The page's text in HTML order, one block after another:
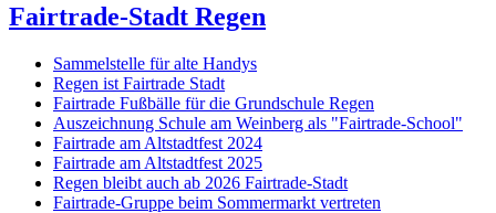
Fairtrade-Stadt Regen
Sammelstelle für alte Handys
Regen ist Fairtrade Stadt
Fairtrade Fußbälle für die Grundschule Regen
Auszeichnung Schule am Weinberg als "Fairtrade-School"
Fairtrade am Altstadtfest 2024
Fairtrade am Altstadtfest 2025
Regen bleibt auch ab 2026 Fairtrade-Stadt
Fairtrade-Gruppe beim Sommermarkt vertreten